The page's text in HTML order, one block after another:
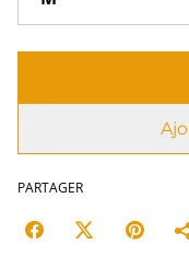
PARTAGER